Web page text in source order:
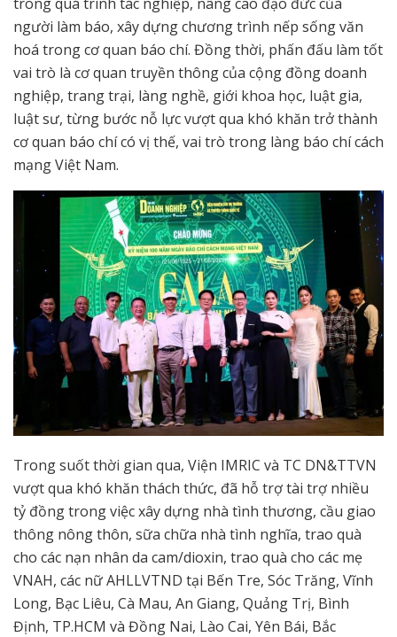
người làm báo, xây dựng chương trình nếp sống văn
hoá trong cơ quan báo chí. Đồng thời, phấn đấu làm tốt
vai trò là cơ quan truyền thông của cộng đồng doanh
nghiệp, trang trại, làng nghề, giới khoa học, luật gia,
luật sư, từng bước nỗ lực vượt qua khó khăn trở thành
cơ quan báo chí có vị thế, vai trò trong làng báo chí cách
mạng Việt Nam.
Trong suốt thời gian qua, Viện IMRIC và TC DN&TTVN
vượt qua khó khăn thách thức, đã hỗ trợ tài trợ nhiều
tỷ đồng trong việc xây dựng nhà tình thương, cầu giao
thông nông thôn, sữa chữa nhà tình nghĩa, trao quà
cho các nạn nhân da cam/dioxin, trao quà cho các mẹ
VNAH, các nữ AHLLVTND tại Bến Tre, Sóc Trăng, Vĩnh
Long, Bạc Liêu, Cà Mau, An Giang, Quảng Trị, Bình
Định, TP.HCM và Đồng Nai, Lào Cai, Yên Bái, Bắc